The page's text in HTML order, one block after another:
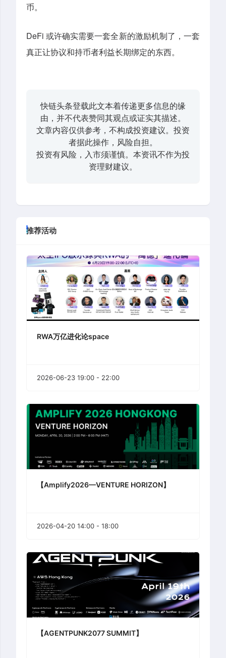
币。
DeFi 或许确实需要一套全新的激励机制了，一套
真正让协议和持币者利益长期绑定的东西。
快链头条登载此文本着传递更多信息的缘
由，并不代表赞同其观点或证实其描述。
文章内容仅供参考，不构成投资建议。投资
者据此操作，风险自担。
投资有风险，入市须谨慎。本资讯不作为投
资理财建议。
推荐活动
RWA万亿进化论space
2026-06-23 19:00 - 22:00
【Amplify2026—VENTURE HORIZON】
2026-04-20 14:00 - 18:00
【AGENTPUNK2077 SUMMIT】